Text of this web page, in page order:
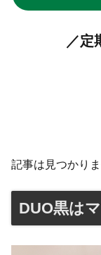
／定
記事は見つかりま
DUO黒は